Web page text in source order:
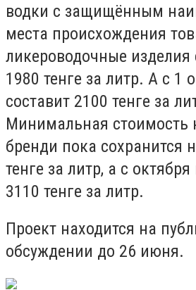
водки с защищённым
места происхождения
ликероводочные изделия
1980 тенге за литр. А с 1
составит 2100 тенге за
Минимальная стоимость
бренди пока сохранится
тенге за литр, а с
3110 тенге за литр.
Проект находится на
обсуждении до 26 июня.